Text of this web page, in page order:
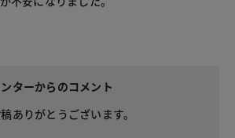
ターからのコメント
ありがとうございます。